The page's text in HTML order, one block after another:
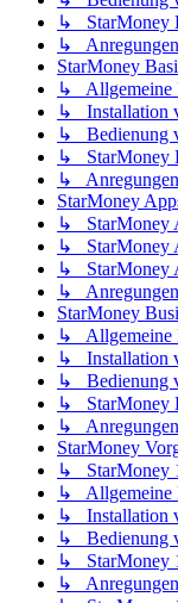
↳ StarMoney
↳ Anregungen
StarMoney
↳ Allgemeine
↳ Installation
↳ Bedienung
↳ StarMoney
↳ Anregungen
StarMoney
↳ StarMoney
↳ StarMoney
↳ StarMoney
↳
StarMoney
↳ Allgemeine
↳ Installation
↳ Bedienung
↳ StarMoney
↳ Anregungen
StarMoney
↳ StarMoney
↳ Allgemeine
↳ Installation
↳ Bedienung
↳ StarMoney
↳ Anregungen